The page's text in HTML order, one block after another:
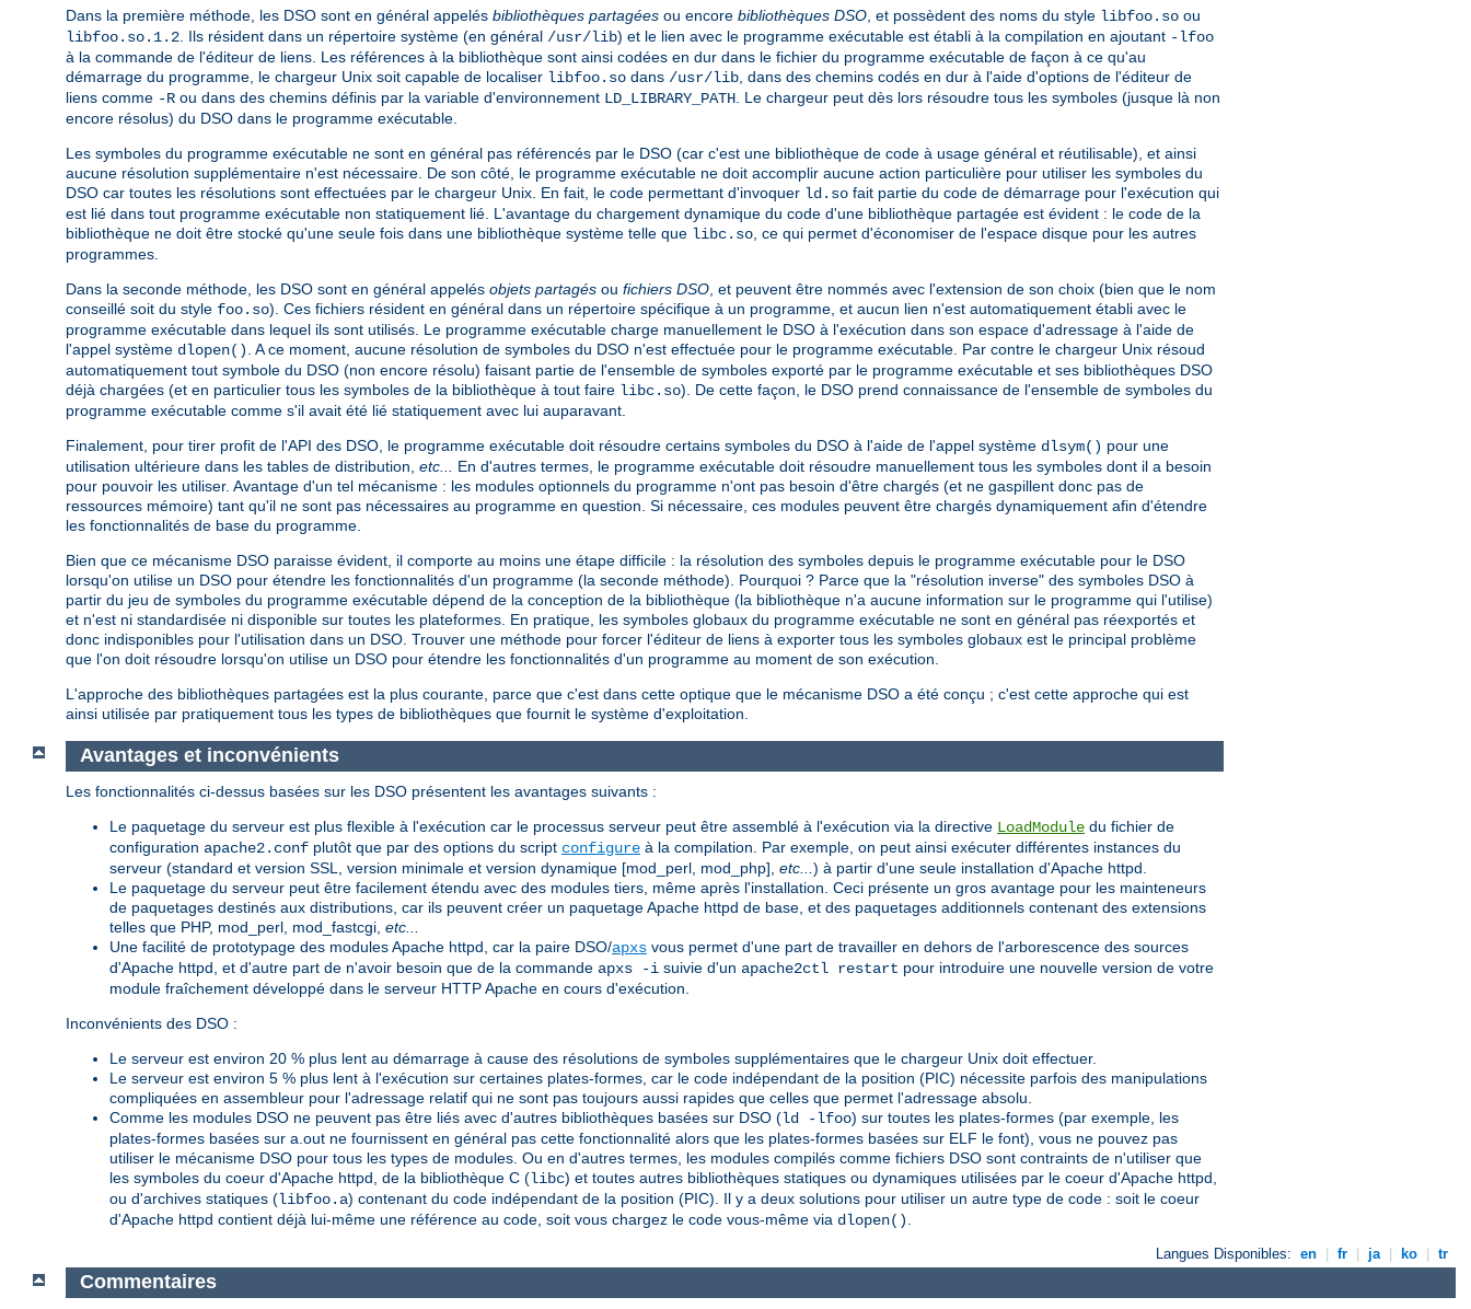
Dans la première méthode, les DSO sont en général appelés bibliothèques partagées ou encore bibliothèques DSO, et possèdent des noms du style libfoo.so ou
libfoo.so.1.2. Ils résident dans un répertoire système (en général /usr/lib) et le lien avec le programme exécutable est établi à la compilation en ajoutant -lfoo
à la commande de l'éditeur de liens. Les références à la bibliothèque sont ainsi codées en dur dans le fichier du programme exécutable de façon à ce qu'au
démarrage du programme, le chargeur Unix soit capable de localiser libfoo.so dans /usr/lib, dans des chemins codés en dur à l'aide d'options de l'éditeur de
liens comme -R ou dans des chemins définis par la variable d'environnement LD_LIBRARY_PATH. Le chargeur peut dès lors résoudre tous les symboles (jusque là non
encore résolus) du DSO dans le programme exécutable.
Les symboles du programme exécutable ne sont en général pas référencés par le DSO (car c'est une bibliothèque de code à usage général et réutilisable), et ainsi
aucune résolution supplémentaire n'est nécessaire. De son côté, le programme exécutable ne doit accomplir aucune action particulière pour utiliser les symboles du
DSO car toutes les résolutions sont effectuées par le chargeur Unix. En fait, le code permettant d'invoquer ld.so fait partie du code de démarrage pour l'exécution qui
est lié dans tout programme exécutable non statiquement lié. L'avantage du chargement dynamique du code d'une bibliothèque partagée est évident : le code de la
bibliothèque ne doit être stocké qu'une seule fois dans une bibliothèque système telle que libc.so, ce qui permet d'économiser de l'espace disque pour les autres
programmes.
Dans la seconde méthode, les DSO sont en général appelés objets partagés ou fichiers DSO, et peuvent être nommés avec l'extension de son choix (bien que le nom
conseillé soit du style foo.so). Ces fichiers résident en général dans un répertoire spécifique à un programme, et aucun lien n'est automatiquement établi avec le
programme exécutable dans lequel ils sont utilisés. Le programme exécutable charge manuellement le DSO à l'exécution dans son espace d'adressage à l'aide de
l'appel système dlopen(). A ce moment, aucune résolution de symboles du DSO n'est effectuée pour le programme exécutable. Par contre le chargeur Unix résoud
automatiquement tout symbole du DSO (non encore résolu) faisant partie de l'ensemble de symboles exporté par le programme exécutable et ses bibliothèques DSO
déjà chargées (et en particulier tous les symboles de la bibliothèque à tout faire libc.so). De cette façon, le DSO prend connaissance de l'ensemble de symboles du
programme exécutable comme s'il avait été lié statiquement avec lui auparavant.
Finalement, pour tirer profit de l'API des DSO, le programme exécutable doit résoudre certains symboles du DSO à l'aide de l'appel système dlsym() pour une
utilisation ultérieure dans les tables de distribution, etc... En d'autres termes, le programme exécutable doit résoudre manuellement tous les symboles dont il a besoin
pour pouvoir les utiliser. Avantage d'un tel mécanisme : les modules optionnels du programme n'ont pas besoin d'être chargés (et ne gaspillent donc pas de
ressources mémoire) tant qu'il ne sont pas nécessaires au programme en question. Si nécessaire, ces modules peuvent être chargés dynamiquement afin d'étendre
les fonctionnalités de base du programme.
Bien que ce mécanisme DSO paraisse évident, il comporte au moins une étape difficile : la résolution des symboles depuis le programme exécutable pour le DSO
lorsqu'on utilise un DSO pour étendre les fonctionnalités d'un programme (la seconde méthode). Pourquoi ? Parce que la "résolution inverse" des symboles DSO à
partir du jeu de symboles du programme exécutable dépend de la conception de la bibliothèque (la bibliothèque n'a aucune information sur le programme qui l'utilise)
et n'est ni standardisée ni disponible sur toutes les plateformes. En pratique, les symboles globaux du programme exécutable ne sont en général pas réexportés et
donc indisponibles pour l'utilisation dans un DSO. Trouver une méthode pour forcer l'éditeur de liens à exporter tous les symboles globaux est le principal problème
que l'on doit résoudre lorsqu'on utilise un DSO pour étendre les fonctionnalités d'un programme au moment de son exécution.
L'approche des bibliothèques partagées est la plus courante, parce que c'est dans cette optique que le mécanisme DSO a été conçu ; c'est cette approche qui est
ainsi utilisée par pratiquement tous les types de bibliothèques que fournit le système d'exploitation.
Avantages et inconvénients
Les fonctionnalités ci-dessus basées sur les DSO présentent les avantages suivants :
Le paquetage du serveur est plus flexible à l'exécution car le processus serveur peut être assemblé à l'exécution via la directive LoadModule du fichier de
configuration apache2.conf plutôt que par des options du script configure à la compilation. Par exemple, on peut ainsi exécuter différentes instances du
serveur (standard et version SSL, version minimale et version dynamique [mod_perl, mod_php], etc... ) à partir d'une seule installation d'Apache httpd.
Le paquetage du serveur peut être facilement étendu avec des modules tiers, même après l'installation. Ceci présente un gros avantage pour les mainteneurs
de paquetages destinés aux distributions, car ils peuvent créer un paquetage Apache httpd de base, et des paquetages additionnels contenant des extensions
telles que PHP, mod_perl, mod_fastcgi, etc...
Une facilité de prototypage des modules Apache httpd, car la paire DSO/apxs vous permet d'une part de travailler en dehors de l'arborescence des sources
d'Apache httpd, et d'autre part de n'avoir besoin que de la commande apxs -i suivie d'un apache2ctl restart pour introduire une nouvelle version de votre
module fraîchement développé dans le serveur HTTP Apache en cours d'exécution.
Inconvénients des DSO :
Le serveur est environ 20 % plus lent au démarrage à cause des résolutions de symboles supplémentaires que le chargeur Unix doit effectuer.
Le serveur est environ 5 % plus lent à l'exécution sur certaines plates-formes, car le code indépendant de la position (PIC) nécessite parfois des manipulations
compliquées en assembleur pour l'adressage relatif qui ne sont pas toujours aussi rapides que celles que permet l'adressage absolu.
Comme les modules DSO ne peuvent pas être liés avec d'autres bibliothèques basées sur DSO (ld -lfoo) sur toutes les plates-formes (par exemple, les
plates-formes basées sur a.out ne fournissent en général pas cette fonctionnalité alors que les plates-formes basées sur ELF le font), vous ne pouvez pas
utiliser le mécanisme DSO pour tous les types de modules. Ou en d'autres termes, les modules compilés comme fichiers DSO sont contraints de n'utiliser que
les symboles du coeur d'Apache httpd, de la bibliothèque C (libc) et toutes autres bibliothèques statiques ou dynamiques utilisées par le coeur d'Apache httpd,
ou d'archives statiques (libfoo.a) contenant du code indépendant de la position (PIC). Il y a deux solutions pour utiliser un autre type de code : soit le coeur
d'Apache httpd contient déjà lui-même une référence au code, soit vous chargez le code vous-même via dlopen()
Langues Disponibles: en fr ja ko tr
Commentaires